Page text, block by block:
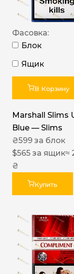
Фасовка:
Блок
Ящик
В Корзину
Marshall Slims
Blue — Slims
₴599 за блок
$565 за ящик≈
₴
Купить